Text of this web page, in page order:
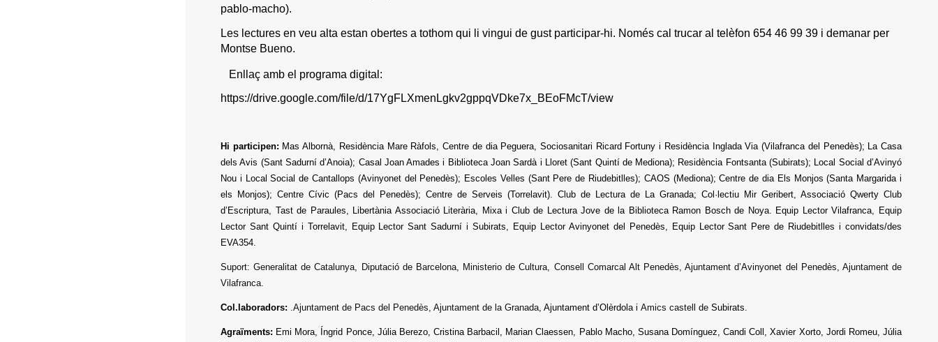
pablo-macho).
Les lectures en veu alta estan obertes a tothom qui li vingui de gust participar-hi. Només cal trucar al telèfon 654 46 99 39 i demanar per
Montse Bueno.
Enllaç amb el programa digital:
https://drive.google.com/file/d/17YgFLXmenLgkv2gppqVDke7x_BEoFMcT/view
Hi participen: Mas Albornà, Residència Mare Ràfols, Centre de dia Peguera, Sociosanitari Ricard Fortuny i Residència Inglada Via (Vilafranca del Penedès); La Casa
dels Avis (Sant Sadurní d’Anoia); Casal Joan Amades i Biblioteca Joan Sardà i Lloret (Sant Quintí de Mediona); Residència Fontsanta (Subirats); Local Social d’Avinyó
Nou i Local Social de Cantallops (Avinyonet del Penedès); Escoles Velles (Sant Pere de Riudebitlles); CAOS (Mediona); Centre de dia Els Monjos (Santa Margarida i
els Monjos); Centre Cívic (Pacs del Penedès); Centre de Serveis (Torrelavit). Club de Lectura de La Granada; Col·lectiu Mir Geribert, Associació Qwerty Club
d’Escriptura, Tast de Paraules, Libertània Associació Literària, Mixa i Club de Lectura Jove de la Biblioteca Ramon Bosch de Noya. Equip Lector Vilafranca, Equip
Lector Sant Quintí i Torrelavit, Equip Lector Sant Sadurní i Subirats, Equip Lector Avinyonet del Penedès, Equip Lector Sant Pere de Riudebitlles i convidats/des
EVA354.
Suport:Generalitat de Catalunya, Diputació de Barcelona, Ministerio de Cultura, Consell Comarcal Alt Penedès, Ajuntament d’Avinyonet del Penedès, Ajuntament de
Vilafranca.
Col.laboradors: .Ajuntament de Pacs del Penedès, Ajuntament de la Granada, Ajuntament d’Olèrdola i Amics castell de Subirats.
Agraïments: Emi Mora, Íngrid Ponce, Júlia Berezo, Cristina Barbacil, Marian Claessen, Pablo Macho, Susana Domínguez, Candi Coll, Xavier Xorto, Jordi Romeu, Júlia